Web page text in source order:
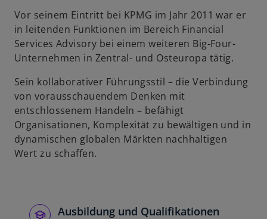
a
r
t
e
e
ö
f
f
n
e
Vor seinem Eintritt bei KPMG im Jahr 2011 war er
in leitenden Funktionen im Bereich Financial
Services Advisory bei einem weiteren Big-Four-
Unternehmen in Zentral- und Osteuropa tätig.
Sein kollaborativer Führungsstil – die Verbindung
von vorausschauendem Denken mit
entschlossenem Handeln – befähigt
Organisationen, Komplexität zu bewältigen und in
dynamischen globalen Märkten nachhaltigen
Wert zu schaffen.
Ausbildung und Qualifikationen